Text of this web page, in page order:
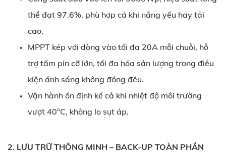
thể đạt 97.6%, phù hợp cả khi nắng yếu hay tải
cao.
MPPT kép với dòng vào tối đa 20A mỗi chuỗi, hỗ
trợ tấm pin cỡ lớn, tối đa hóa sản lượng trong điều
kiện ánh sáng không đồng đều.
Vận hành ổn định kể cả khi nhiệt độ môi trường
vượt 40°C, không lo sụt áp.
2. LƯU TRỮ THÔNG MINH – BACK-UP TOÀN PHẦN